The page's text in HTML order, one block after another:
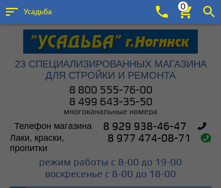
Усадьба
0
23 СПЕЦИАЛИЗИРОВАННЫХ МАГАЗИНА
ДЛЯ СТРОЙКИ И РЕМОНТА
8 800 555-76-00
8 499 643-35-50
многоканальные номера
Телефон магазина 8 929 938-46-47
Лаки, краски,
пропитки
8 977 474-08-71
режим работы с 8-00 до 19-00
воскресенье с 8-00 до 18-00